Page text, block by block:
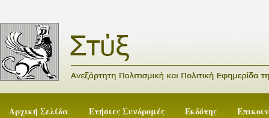
Αρχική Σελίδα Ετήσιες Συνδρομές Εκδότης